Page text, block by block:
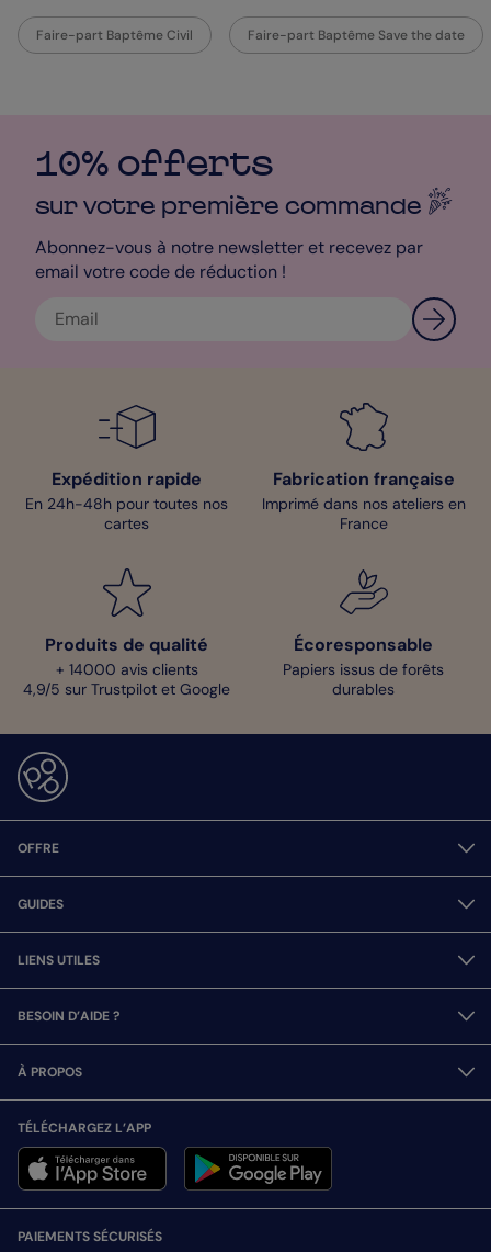
Faire-part Baptême Civil Faire-part Baptême Save the date
10% offerts
sur votre première commande
Abonnez-vous à notre newsletter et recevez par
email votre code de réduction !
Expédition rapide
En 24h-48h pour toutes nos
cartes
Fabrication française
Imprimé dans nos ateliers en
France
Produits de qualité
+ 14000 avis clients
4,9/5 sur Trustpilot et Google
Écoresponsable
Papiers issus de forêts
durables
OFFRE
GUIDES
LIENS UTILES
BESOIN D’AIDE ?
À PROPOS
TÉLÉCHARGEZ L’APP
PAIEMENTS SÉCURISÉS